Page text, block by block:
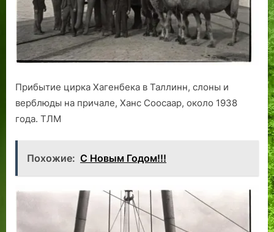
Прибытие цирка Хагенбека в Таллинн, слоны и
верблюды на причале, Ханс Соосаар, около 1938
года. ТЛМ
Похожие: С Новым Годом!!!